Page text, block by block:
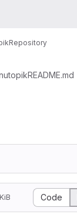
Repository
README.md
Code